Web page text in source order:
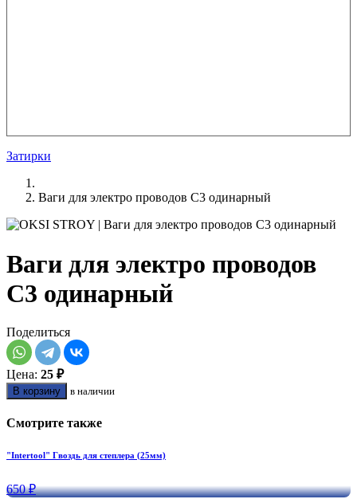
Затирки
Ваги для электро проводов С3 одинарный
Ваги для электро проводов
С3 одинарный
Поделиться
Цена: 25 ₽
В корзину в наличии
Смотрите также
"Intertool" Гвоздь для степлера (25мм)
650 ₽